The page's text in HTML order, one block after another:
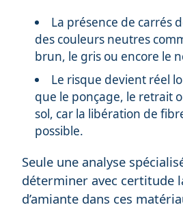
La présence de carrés
des couleurs neutres
brun, le gris ou encore le
Le risque devient réel
que le ponçage, le retrait
sol, car la libération de
possible.
Seule une analyse
déterminer avec certitude
d’amiante dans ces